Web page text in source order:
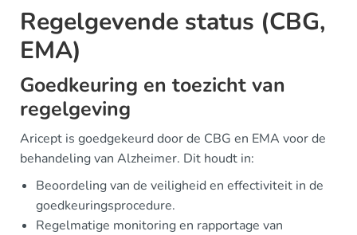
Regelgevende status (CBG,
EMA)
Goedkeuring en toezicht van
regelgeving
Aricept is goedgekeurd door de CBG en EMA voor de
behandeling van Alzheimer. Dit houdt in:
Beoordeling van de veiligheid en effectiviteit in de
goedkeuringsprocedure.
Regelmatige monitoring en rapportage van